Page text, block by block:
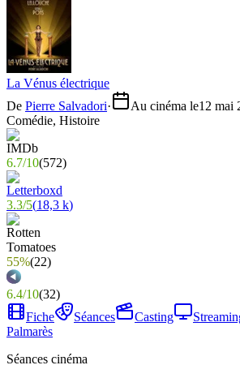
La Vénus électrique
De Pierre Salvadori· Au cinéma le12 mai
Comédie, Histoire
6.7/10(572)
3.3/5(18,3 k)
55%(22)
6.4/10(32)
Fiche
Séances Casting
Palmarès
Séances cinéma